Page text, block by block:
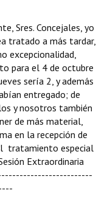
Sres. Concejales, yo
tratado a más tardar,
excepcionalidad,
para el 4 de octubre
sería 2, y además
entregado; de
y nosotros también
de más material,
en la recepción de
tratamiento especial
Extraordinaria